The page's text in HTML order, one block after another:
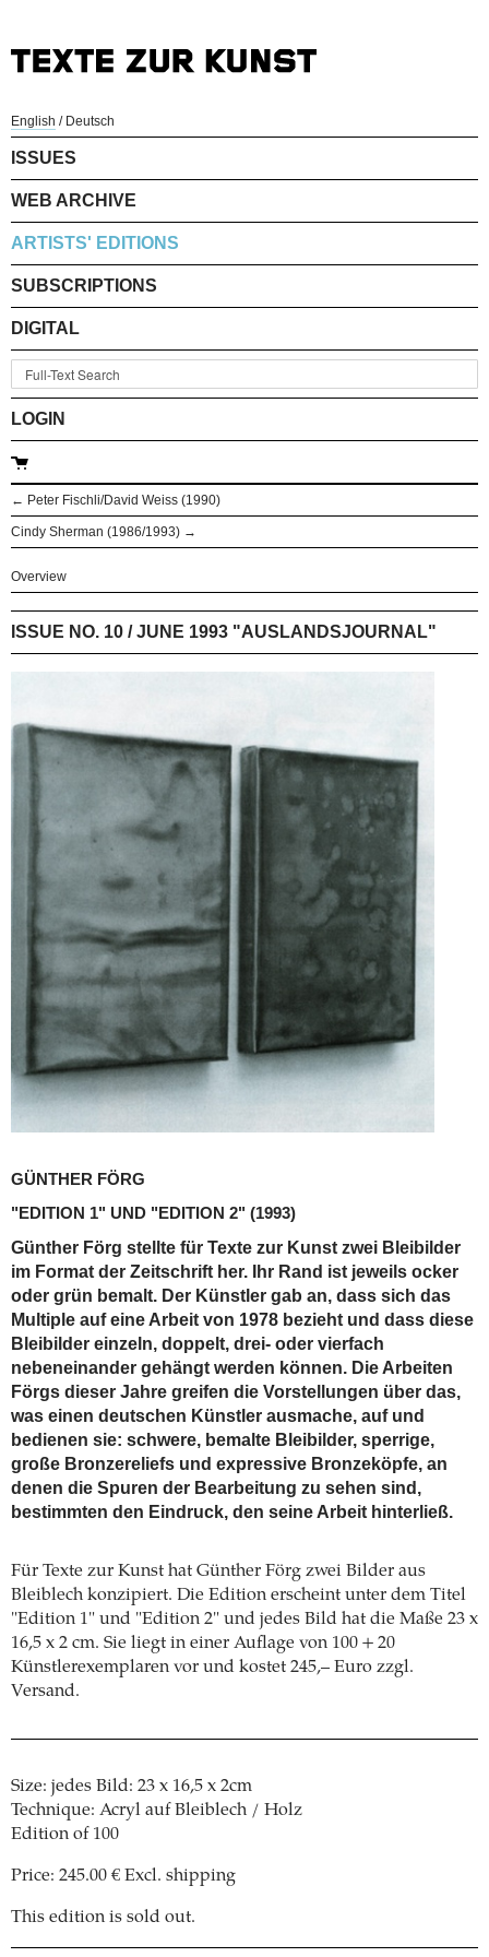
English / Deutsch
ISSUES
WEB ARCHIVE
ARTISTS' EDITIONS
SUBSCRIPTIONS
DIGITAL
LOGIN
← Peter Fischli/David Weiss (1990)
Cindy Sherman (1986/1993) →
Overview
ISSUE NO. 10 / JUNE 1993 "AUSLANDSJOURNAL"
GÜNTHER FÖRG
"EDITION 1" UND "EDITION 2" (1993)
Günther Förg stellte für Texte zur Kunst zwei Bleibilder
im Format der Zeitschrift her. Ihr Rand ist jeweils ocker
oder grün bemalt. Der Künstler gab an, dass sich das
Multiple auf eine Arbeit von 1978 bezieht und dass diese
Bleibilder einzeln, doppelt, drei- oder vierfach
nebeneinander gehängt werden können. Die Arbeiten
Förgs dieser Jahre greifen die Vorstellungen über das,
was einen deutschen Künstler ausmache, auf und
bedienen sie: schwere, bemalte Bleibilder, sperrige,
große Bronzereliefs und expressive Bronzeköpfe, an
denen die Spuren der Bearbeitung zu sehen sind,
bestimmten den Eindruck, den seine Arbeit hinterließ.
Für Texte zur Kunst hat Günther Förg zwei Bilder aus
Bleiblech konzipiert. Die Edition erscheint unter dem Titel
"Edition 1" und "Edition 2" und jedes Bild hat die Maße 23 x
16,5 x 2 cm. Sie liegt in einer Auflage von 100 + 20
Künstlerexemplaren vor und kostet 245,– Euro zzgl.
Versand.
Size: jedes Bild: 23 x 16,5 x 2cm
Technique: Acryl auf Bleiblech / Holz
Edition of 100
Price: 245.00 € Excl. shipping
This edition is sold out.